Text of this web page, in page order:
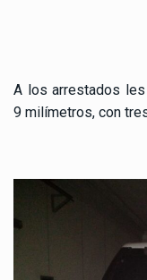
A los arrestados
9 milímetros, con